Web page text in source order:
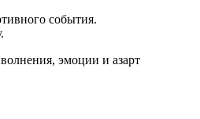
события.
эмоции и азарт